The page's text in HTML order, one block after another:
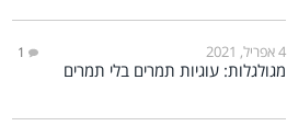
4 אפריל, 2021 1
מגולגלות: עוגיות תמרים בלי תמרים